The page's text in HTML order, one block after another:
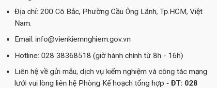
Địa chỉ: 200 Cô Bắc, Phường Cầu Ông Lãnh, Tp.HCM, Việt
Nam.
Email: info@vienkiemnghiem.gov.vn
Hotline: 028 38368518 (giờ hành chính từ 8h - 16h)
Liên hệ về gửi mẫu, dịch vụ kiểm nghiệm và công tác mạng
lưới vui lòng liên hệ Phòng Kế hoạch tổng hợp - ĐT: 028